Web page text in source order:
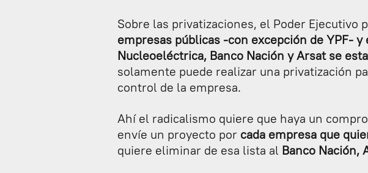
Sobre las privatizaciones, el Poder Ejecutivo
empresas públicas -con excepción de YPF- y
Nucleoeléctrica, Banco Nación y Arsat se
solamente puede realizar una privatización
control de la empresa.
Ahí el radicalismo quiere que haya un
envíe un proyecto por cada empresa que
quiere eliminar de esa lista al Banco Nación,